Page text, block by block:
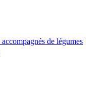
de légumes